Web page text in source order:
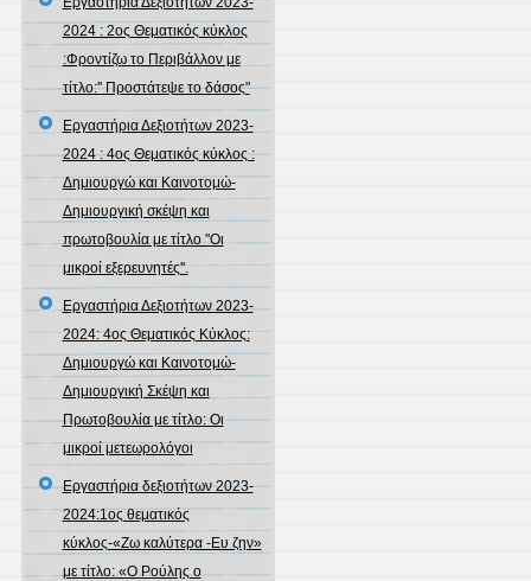
2024 : 2ος Θεματικός κύκλος
:Φροντίζω το Περιβάλλον με
τίτλο:'' Προστάτεψε το δάσος"
Εργαστήρια Δεξιοτήτων 2023-
2024 : 4ος Θεματικός κύκλος :
Δημιουργώ και Καινοτομώ-
Δημιουργική σκέψη και
πρωτοβουλία με τίτλο ''Οι
μικροί εξερευνητές''.
Εργαστήρια Δεξιοτήτων 2023-
2024: 4ος Θεματικός Κύκλος:
Δημιουργώ και Καινοτομώ-
Δημιουργική Σκέψη και
Πρωτοβουλία με τίτλο: Οι
μικροί μετεωρολόγοι
Εργαστήρια δεξιοτήτων 2023-
2024:1ος θεματικός
κύκλος-«Ζω καλύτερα -Ευ ζην»
με τίτλο: «Ο Ρούλης ο